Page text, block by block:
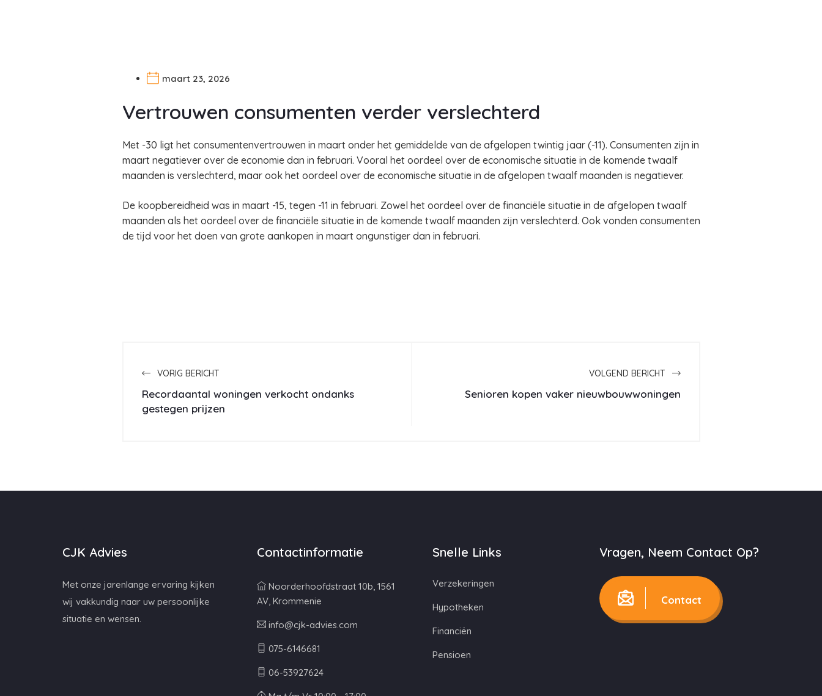
maart 23, 2026
Vertrouwen consumenten verder verslechterd
Met -30 ligt het consumentenvertrouwen in maart onder het gemiddelde van de afgelopen twintig jaar (-11). Consumenten zijn in
maart negatiever over de economie dan in februari. Vooral het oordeel over de economische situatie in de komende twaalf
maanden is verslechterd, maar ook het oordeel over de economische situatie in de afgelopen twaalf maanden is negatiever.
De koopbereidheid was in maart -15, tegen -11 in februari. Zowel het oordeel over de financiële situatie in de afgelopen twaalf
maanden als het oordeel over de financiële situatie in de komende twaalf maanden zijn verslechterd. Ook vonden consumenten
de tijd voor het doen van grote aankopen in maart ongunstiger dan in februari.
VORIG BERICHT
Recordaantal woningen verkocht ondanks
gestegen prijzen
VOLGEND BERICHT
Senioren kopen vaker nieuwbouwwoningen
CJK Advies
Met onze jarenlange ervaring kijken
wij vakkundig naar uw persoonlijke
situatie en wensen.
Contactinformatie
Noorderhoofdstraat 10b, 1561
AV, Krommenie
info@cjk-advies.com
075-6146681
06-53927624
Snelle Links
Verzekeringen
Hypotheken
Financiën
Pensioen
Vragen, Neem Contact Op?
Contact